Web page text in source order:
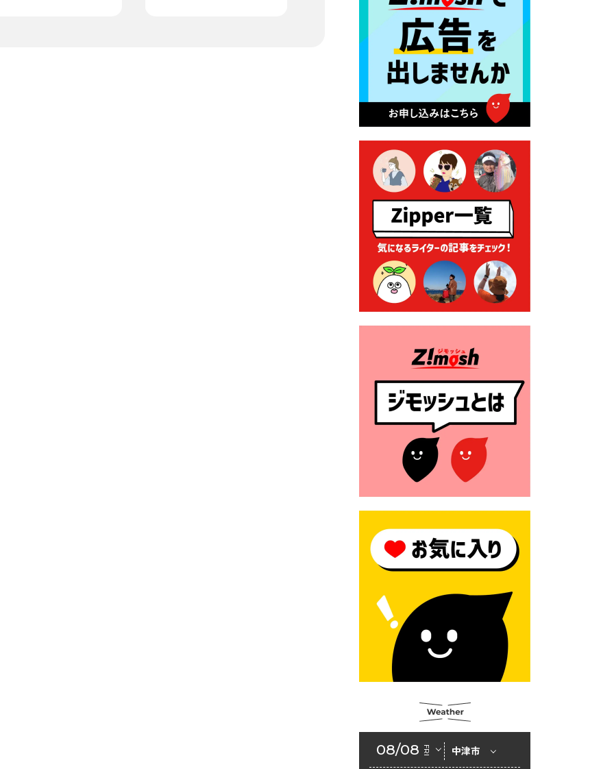
のご利用案内
2026年7月10日 台湾伝統音楽
団体 「北埔八音団・楽善軒」
公演開催のお知らせ
ンディング型ふるさと納税の
実施について
2026年7月9日 農地法等に係
る各種申請に係る登記事項証
明書の添付省略について
2026年7月9日 廃食用油の回
収
2026年7月7日 「おゆずりコ
ーナー」について
2026年7月1日 豊前市民プール
一般開放
（令和８年４月１日施行）
格改定
2026年6月23日 公告一覧（市
内業者対象）を更新しまし
2026年6月23日 （一財）豊前
市佐野・則尾育英会奨学生募
2026年6月18日 セアカゴケグ
モにご注意ください！
ェルターの指定
2026年6月10日 令和８年経済
センサス-活動調査
2026年6月9日 令和８年第３
回定例会「一般質問一覧表」
2026年6月5日 新婚世帯の家
2026年6月2日 戸籍に氏名の
振り仮名が記載されます
08/08 FRI 中津市